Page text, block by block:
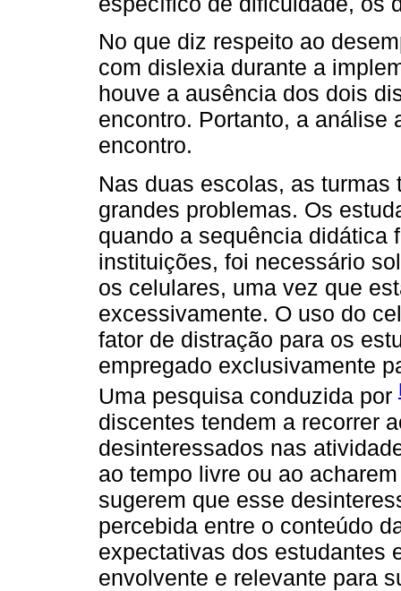
No que diz respeito ao
com dislexia durante a
houve a ausência dos dois
encontro. Portanto, a análise
encontro.
Nas duas escolas, as
grandes problemas. Os
quando a sequência didática
instituições, foi necessário
os celulares, uma vez que
excessivamente. O uso do
fator de distração para os
empregado exclusivamente
Uma pesquisa conduzida por
discentes tendem a recorrer
desinteressados nas
ao tempo livre ou ao
sugerem que esse
percebida entre o conteúdo
expectativas dos estudantes
envolvente e relevante para